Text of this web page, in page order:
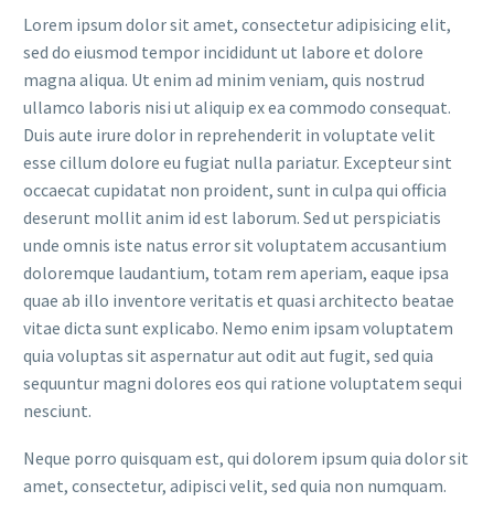
Lorem ipsum dolor sit amet, consectetur adipisicing elit,
sed do eiusmod tempor incididunt ut labore et dolore
magna aliqua. Ut enim ad minim veniam, quis nostrud
ullamco laboris nisi ut aliquip ex ea commodo consequat.
Duis aute irure dolor in reprehenderit in voluptate velit
esse cillum dolore eu fugiat nulla pariatur. Excepteur sint
occaecat cupidatat non proident, sunt in culpa qui officia
deserunt mollit anim id est laborum. Sed ut perspiciatis
unde omnis iste natus error sit voluptatem accusantium
doloremque laudantium, totam rem aperiam, eaque ipsa
quae ab illo inventore veritatis et quasi architecto beatae
vitae dicta sunt explicabo. Nemo enim ipsam voluptatem
quia voluptas sit aspernatur aut odit aut fugit, sed quia
sequuntur magni dolores eos qui ratione voluptatem sequi
nesciunt.
Neque porro quisquam est, qui dolorem ipsum quia dolor sit
amet, consectetur, adipisci velit, sed quia non numquam.